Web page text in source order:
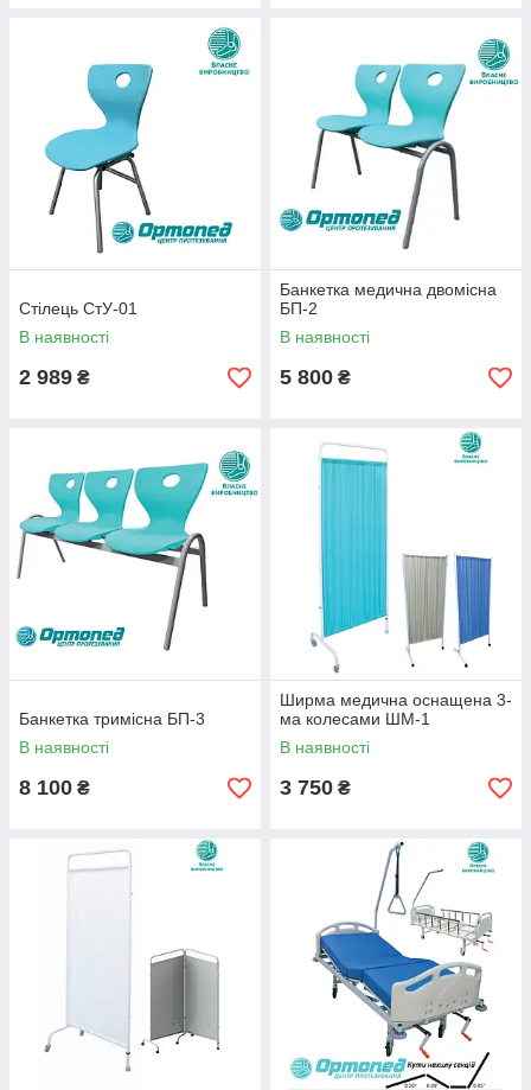
Стілець СтУ-01
В наявності
2 989 ₴
Банкетка медична двомісна
БП-2
В наявності
5 800 ₴
Банкетка тримісна БП-3
В наявності
8 100 ₴
Ширма медична оснащена 3-
ма колесами ШМ-1
В наявності
3 750 ₴